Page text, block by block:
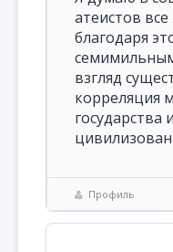
атеистов
благодаря
взгляд
корреляция
государства
Профиль